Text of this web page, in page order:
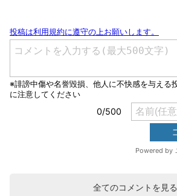
全てのコメントを見る